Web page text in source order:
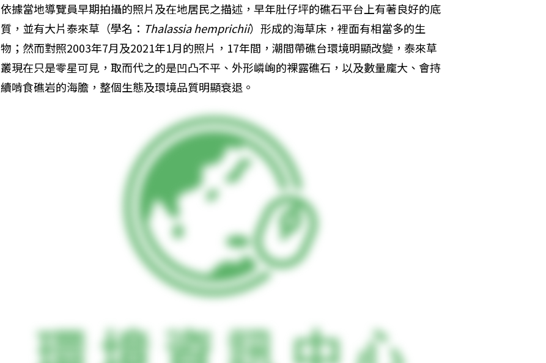
依據當地導覽員早期拍攝的照片及在地居民之描述，早年肚仔坪的礁石平台上有著良好的底
質，並有大片泰來草（學名： Thalassia hemprichii）形成的海草床，裡面有相當多的生
物；然而對照2003年7月及2021年1月的照片，17年間，潮間帶礁台環境明顯改變，泰來草
叢現在只是零星可見，取而代之的是凹凸不平、外形嶙峋的裸露礁石，以及數量龐大、會持
續啃食礁岩的海膽，整個生態及環境品質明顯衰退。